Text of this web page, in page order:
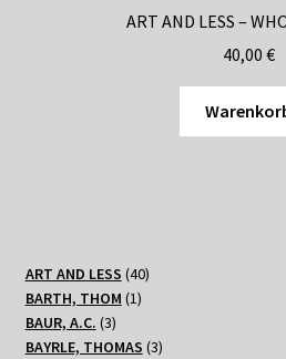
ART AND LESS –
40,00 €
ART AND LESS 4040
BARTH, THOM 11
BAUR, A.C. 33
Produkte
BAYRLE, THOMAS 33